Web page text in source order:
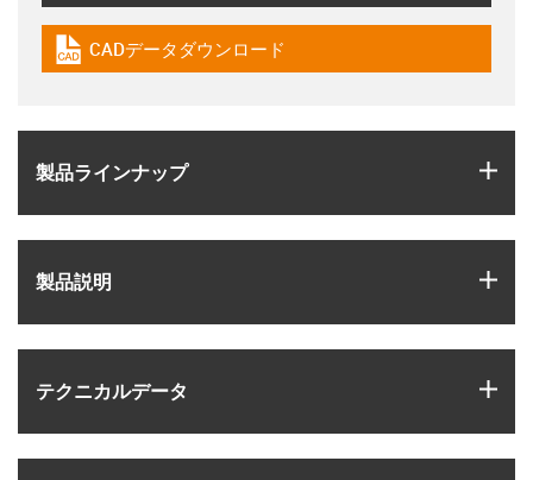
igus-icon-cad-dateien
CADデータダウンロード
製品ラインナップ
製品説明
テクニカルデータ